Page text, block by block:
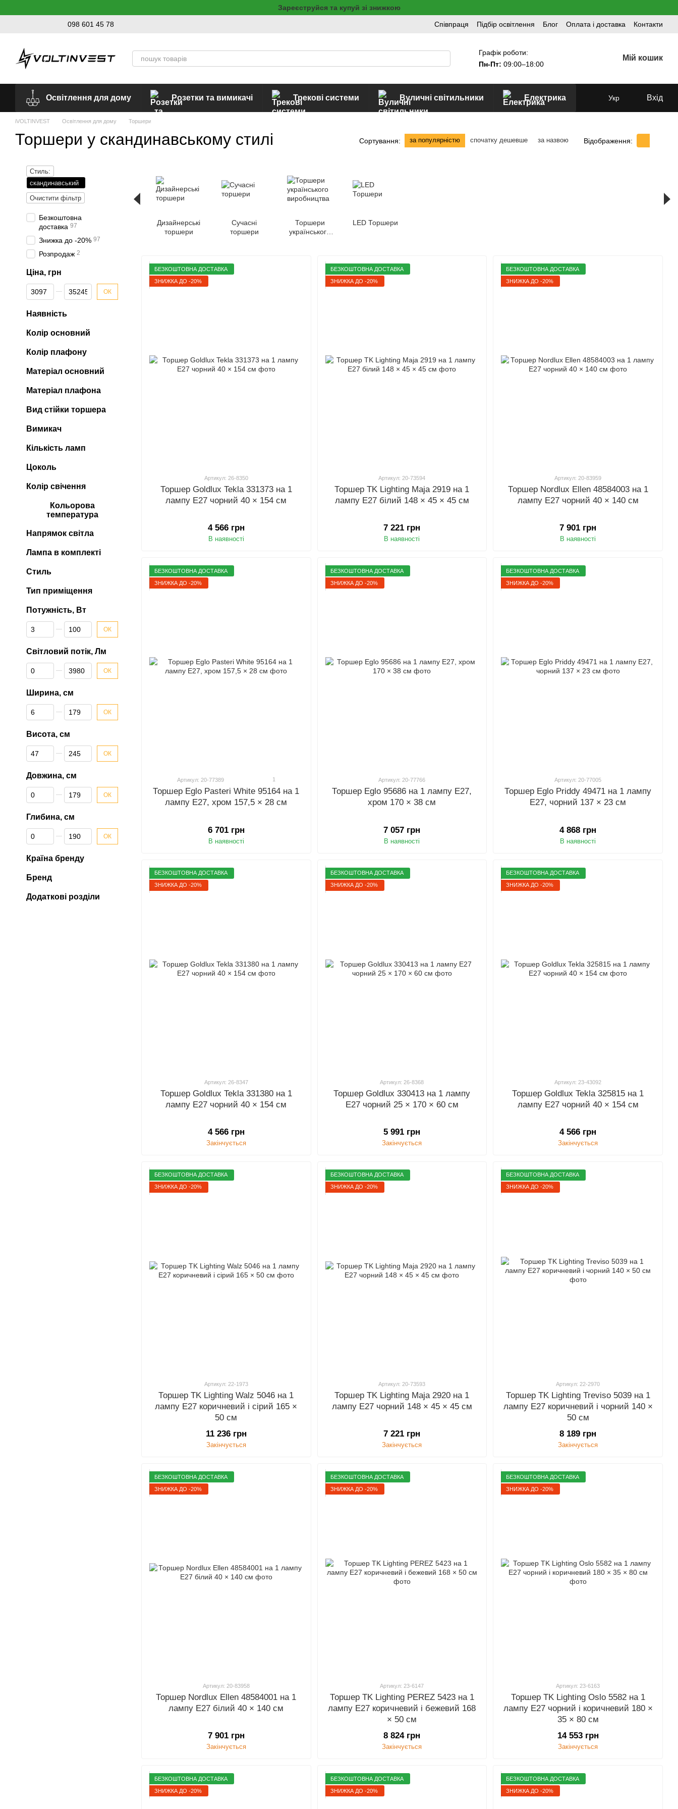
Зареєструйся та купуй зі знижкою
098 601 45 78 Співпраця Підбір освітлення Блог Оплата і доставка Контакти
Графік роботи:
Пн-Пт:09:00–18:00
Мій кошик
Освітлення для дому Розетки та вимикачі Трекові системи Вуличні світильники Електрика Укр Вхід
iVOLTINVEST Освітлення для дому Торшери
Торшери у скандинавському стилі Сортування: за популярністю спочатку дешевше за назвою Відображення:
Дизайнерські
торшери
Сучасні
торшери
Торшери
українського
LED Торшери
БЕЗКОШТОВНА ДОСТАВКА
ЗНИЖКА ДО -20%
Артикул: 26-8350
Торшер Goldlux Tekla 331373 на 1
лампу E27 чорний 40 × 154 см
4 566 грн
В наявності
БЕЗКОШТОВНА ДОСТАВКА
ЗНИЖКА ДО -20%
Артикул: 20-73594
Торшер TK Lighting Maja 2919 на 1
лампу E27 білий 148 × 45 × 45 см
7 221 грн
В наявності
БЕЗКОШТОВНА ДОСТАВКА
ЗНИЖКА ДО -20%
Артикул: 20-83959
Торшер Nordlux Ellen 48584003 на 1
лампу E27 чорний 40 × 140 см
7 901 грн
В наявності
БЕЗКОШТОВНА ДОСТАВКА
ЗНИЖКА ДО -20%
Артикул: 20-77389 1
Торшер Eglo Pasteri White 95164 на 1
лампу E27, хром 157,5 × 28 см
6 701 грн
В наявності
БЕЗКОШТОВНА ДОСТАВКА
ЗНИЖКА ДО -20%
Артикул: 20-77766
Торшер Eglo 95686 на 1 лампу E27,
хром 170 × 38 см
7 057 грн
В наявності
БЕЗКОШТОВНА ДОСТАВКА
ЗНИЖКА ДО -20%
Артикул: 20-77005
Торшер Eglo Priddy 49471 на 1 лампу
E27, чорний 137 × 23 см
4 868 грн
В наявності
БЕЗКОШТОВНА ДОСТАВКА
ЗНИЖКА ДО -20%
Артикул: 26-8347
Торшер Goldlux Tekla 331380 на 1
лампу E27 чорний 40 × 154 см
4 566 грн
Закінчується
БЕЗКОШТОВНА ДОСТАВКА
ЗНИЖКА ДО -20%
Артикул: 26-8368
Торшер Goldlux 330413 на 1 лампу
E27 чорний 25 × 170 × 60 см
5 991 грн
Закінчується
БЕЗКОШТОВНА ДОСТАВКА
ЗНИЖКА ДО -20%
Артикул: 23-43092
Торшер Goldlux Tekla 325815 на 1
лампу E27 чорний 40 × 154 см
4 566 грн
Закінчується
БЕЗКОШТОВНА ДОСТАВКА
ЗНИЖКА ДО -20%
Артикул: 22-1973
Торшер TK Lighting Walz 5046 на 1
лампу E27 коричневий і сірий 165 ×
50 см
11 236 грн
Закінчується
БЕЗКОШТОВНА ДОСТАВКА
ЗНИЖКА ДО -20%
Артикул: 20-73593
Торшер TK Lighting Maja 2920 на 1
лампу E27 чорний 148 × 45 × 45 см
7 221 грн
Закінчується
БЕЗКОШТОВНА ДОСТАВКА
ЗНИЖКА ДО -20%
Артикул: 22-2970
Торшер TK Lighting Treviso 5039 на 1
лампу E27 коричневий і чорний 140 ×
50 см
8 189 грн
Закінчується
БЕЗКОШТОВНА ДОСТАВКА
ЗНИЖКА ДО -20%
Артикул: 20-83958
Торшер Nordlux Ellen 48584001 на 1
лампу E27 білий 40 × 140 см
7 901 грн
Закінчується
БЕЗКОШТОВНА ДОСТАВКА
ЗНИЖКА ДО -20%
Артикул: 23-6147
Торшер TK Lighting PEREZ 5423 на 1
лампу E27 коричневий і бежевий 168
× 50 см
8 824 грн
Закінчується
БЕЗКОШТОВНА ДОСТАВКА
ЗНИЖКА ДО -20%
Артикул: 23-6163
Торшер TK Lighting Oslo 5582 на 1
лампу E27 чорний і коричневий 180 ×
35 × 80 см
14 553 грн
Закінчується
БЕЗКОШТОВНА ДОСТАВКА
ЗНИЖКА ДО -20%
БЕЗКОШТОВНА ДОСТАВКА
ЗНИЖКА ДО -20%
БЕЗКОШТОВНА ДОСТАВКА
ЗНИЖКА ДО -20%
Стиль:
скандинавський
Очистити фільтр
Безкоштовна
доставка 97
Знижка до -20% 97
Розпродаж 2
Ціна, грн
Від Ціна, грн
До Ціна, грн ОК
Наявність
Колір основний
Колір плафону
Матеріал основний
Матеріал плафона
Вид стійки торшера
Вимикач
Кількість ламп
Цоколь
Колір свічення
Кольорова
температура
Напрямок світла
Лампа в комплекті
Стиль
Тип приміщення
Потужність, Вт
Від Потужність, Вт
До Потужність, Вт ОК
Світловий потік, Лм
Від Світловий потік, Лм
До Світловий потік, Лм ОК
Ширина, см
Від Ширина, см
До Ширина, см ОК
Висота, см
Від Висота, см
До Висота, см ОК
Довжина, см
Від Довжина, см
До Довжина, см ОК
Глибина, см
Від Глибина, см
До Глибина, см ОК
Країна бренду
Бренд
Додаткові розділи